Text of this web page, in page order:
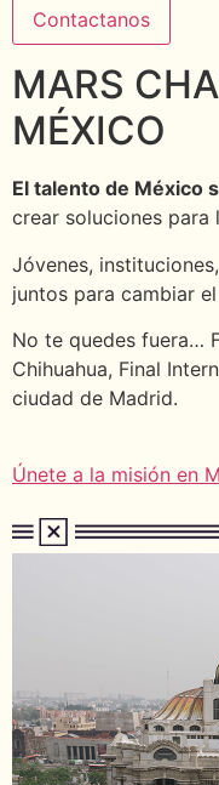
Contactanos
MARS
MÉXICO
El talento de México
crear soluciones para
Jóvenes,
juntos para cambiar
No te quedes fuera…
Chihuahua, Final
ciudad de Madrid.
Únete a la misión en